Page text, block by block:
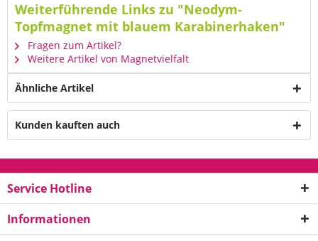
Weiterführende Links zu "Neodym-
Topfmagnet mit blauem Karabinerhaken"
Fragen zum Artikel?
Weitere Artikel von Magnetvielfalt
Ähnliche Artikel
Kunden kauften auch
Service Hotline
Informationen